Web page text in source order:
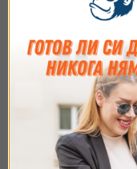
Изживей магията
ветроходна яхта.
Съгласие
Ние използваме
бисквитки и